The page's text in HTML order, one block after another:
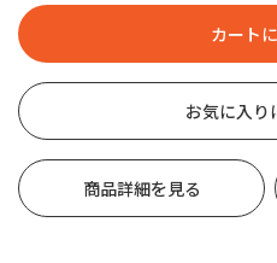
お気に入り
商品詳細を見る